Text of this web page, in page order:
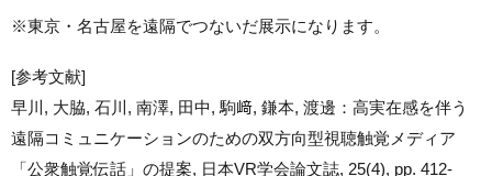
※東京・名古屋を遠隔でつないだ展示になります。
[参考文献]
早川, 大脇, 石川, 南澤, 田中, 駒﨑, 鎌本, 渡邊：高実在感を伴う
遠隔コミュニケーションのための双方向型視聴触覚メディア
「公衆触覚伝話」の提案, 日本VR学会論文誌, 25(4), pp. 412-